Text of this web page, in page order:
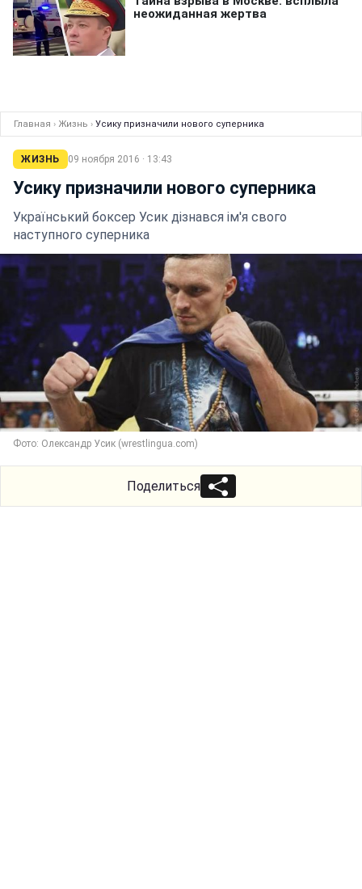
Главная › Жизнь › Усику призначили нового суперника
ЖИЗНЬ 09 ноября 2016 · 13:43
Усику призначили нового суперника
Український боксер Усик дізнався ім'я свого
наступного суперника
Фото: Олександр Усик (wrestlingua.com)
Поделиться